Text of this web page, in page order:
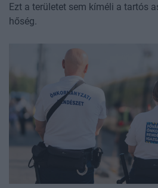
Ezt a területet sem kíméli a tartós
hőség.